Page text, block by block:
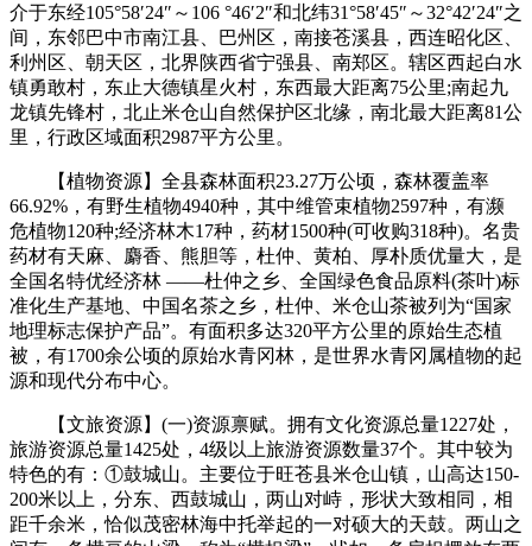
介于东经105°58′24″～106 °46′2″和北纬31°58′45″～32°42′24″之
间，东邻巴中市南江县、巴州区，南接苍溪县，西连昭化区、
利州区、朝天区，北界陕西省宁强县、南郑区。辖区西起白水
镇勇敢村，东止大德镇星火村，东西最大距离75公里;南起九
龙镇先锋村，北止米仓山自然保护区北缘，南北最大距离81公
里，行政区域面积2987平方公里。
【植物资源】全县森林面积23.27万公顷，森林覆盖率
66.92%，有野生植物4940种，其中维管束植物2597种，有濒
危植物120种;经济林木17种，药材1500种(可收购318种)。名贵
药材有天麻、麝香、熊胆等，杜仲、黄柏、厚朴质优量大，是
全国名特优经济林 ——杜仲之乡、全国绿色食品原料(茶叶)标
准化生产基地、中国名茶之乡，杜仲、米仓山茶被列为“国家
地理标志保护产品”。有面积多达320平方公里的原始生态植
被，有1700余公顷的原始水青冈林，是世界水青冈属植物的起
源和现代分布中心。
【文旅资源】(一)资源禀赋。拥有文化资源总量1227处，
旅游资源总量1425处，4级以上旅游资源数量37个。其中较为
特色的有：①鼓城山。主要位于旺苍县米仓山镇，山高达150-
200米以上，分东、西鼓城山，两山对峙，形状大致相同，相
距千余米，恰似茂密林海中托举起的一对硕大的天鼓。两山之